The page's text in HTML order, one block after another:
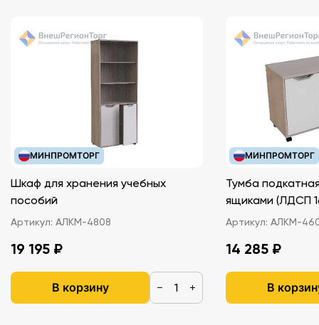
МИНПРОМТОРГ
Шкаф для хранения учебных
пособий
Артикул: АЛКМ-4808
19 195 ₽
В корзину − +
МИНПРОМТОРГ
Тумба
ящиками
Артикул: АЛКМ-
14 285 ₽
В